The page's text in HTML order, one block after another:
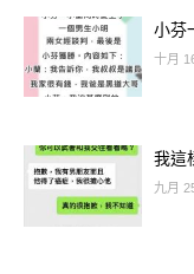
小芬
十月
我這
九月